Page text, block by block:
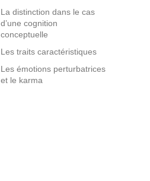
La distinction dans le cas
d’une cognition
conceptuelle
Les traits caractéristiques
Les émotions perturbatrices
et le karma